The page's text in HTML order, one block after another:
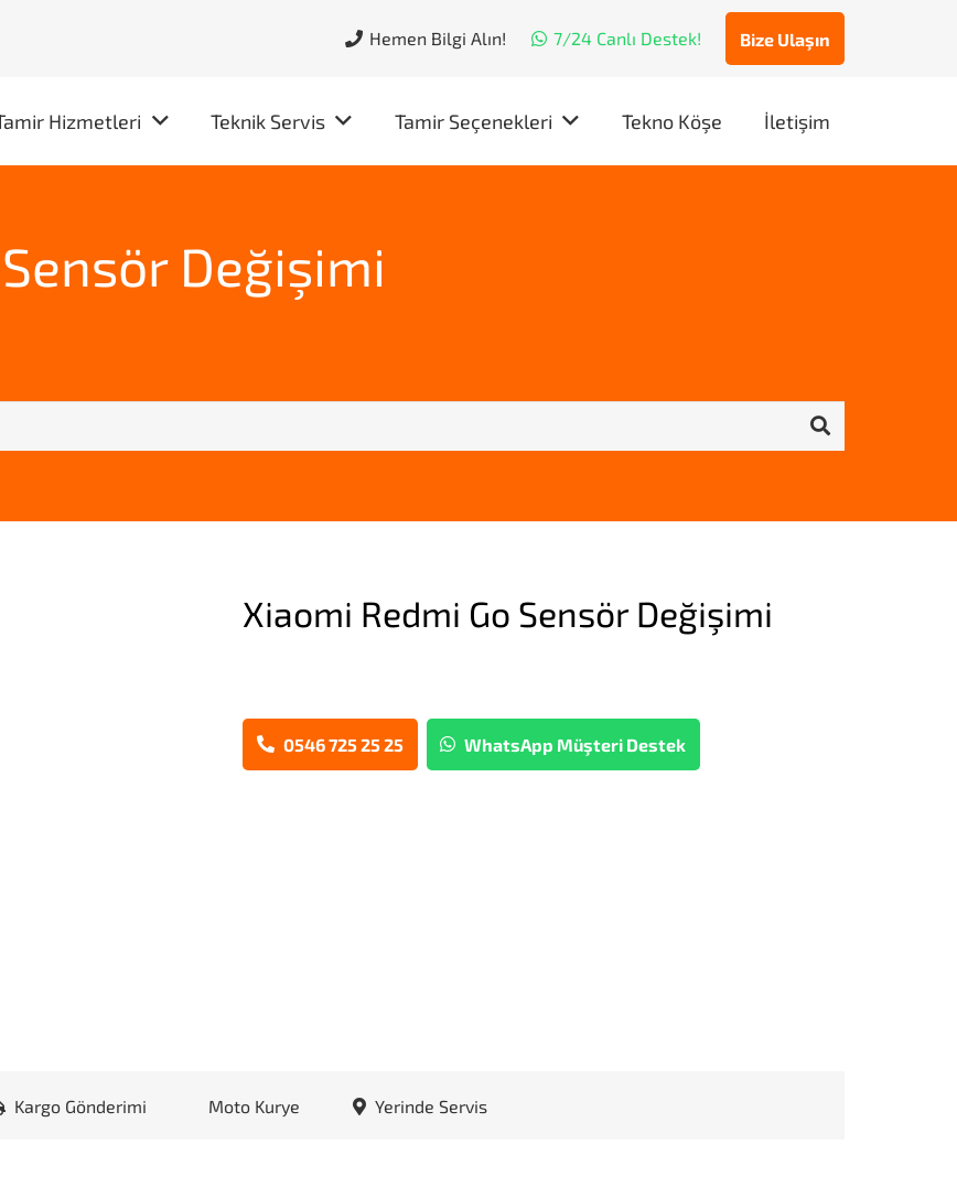
Hemen Bilgi Alın! 7/24 Canlı Destek! Bize Ulaşın
Hizmetleri Teknik Servis Tamir Seçenekleri Tekno Köşe İletişim
Değişimi
Xiaomi Redmi Go Sensör Değişimi
0546 725 25 25 WhatsApp Müşteri Destek
Kargo Gönderimi Moto Kurye Yerinde Servis